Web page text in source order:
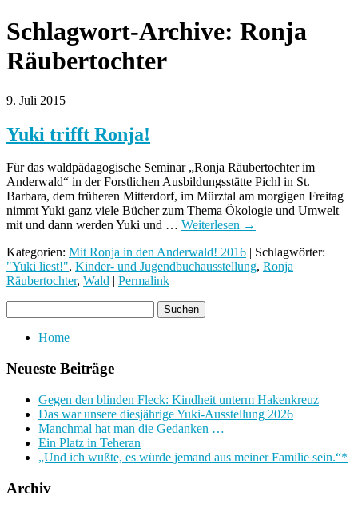
Schlagwort-Archive: Ronja
Räubertochter
9. Juli 2015
Yuki trifft Ronja!
Für das waldpädagogische Seminar „Ronja Räubertochter im
Anderwald“ in der Forstlichen Ausbildungsstätte Pichl in St.
Barbara, dem früheren Mitterdorf, im Mürztal am morgigen Freitag
nimmt Yuki ganz viele Bücher zum Thema Ökologie und Umwelt
mit und dann werden Yuki und … Weiterlesen →
Kategorien: Mit Ronja in den Anderwald! 2016 | Schlagwörter:
"Yuki liest!", Kinder- und Jugendbuchausstellung, Ronja
Räubertochter, Wald Permalink
Home
Neueste Beiträge
Gegen den blinden Fleck: Kindheit unterm Hakenkreuz
Das war unsere diesjährige Yuki-Ausstellung 2026
Manchmal hat man die Gedanken …
Ein Platz in Teheran
„Und ich wußte, es würde jemand aus meiner Familie sein.“*
Archiv